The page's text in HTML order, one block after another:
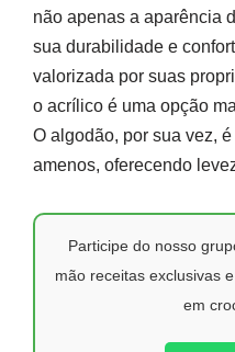
não apenas a aparência
sua durabilidade e
valorizada por suas
o acrílico é uma opção
O algodão, por sua vez,
amenos, oferecendo
Participe do nosso
mão receitas exclusivas
em